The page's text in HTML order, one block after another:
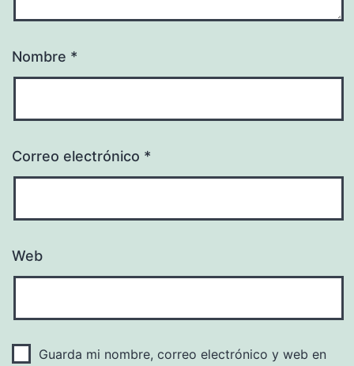
Nombre *
Correo electrónico *
Web
Guarda mi nombre, correo electrónico y web en